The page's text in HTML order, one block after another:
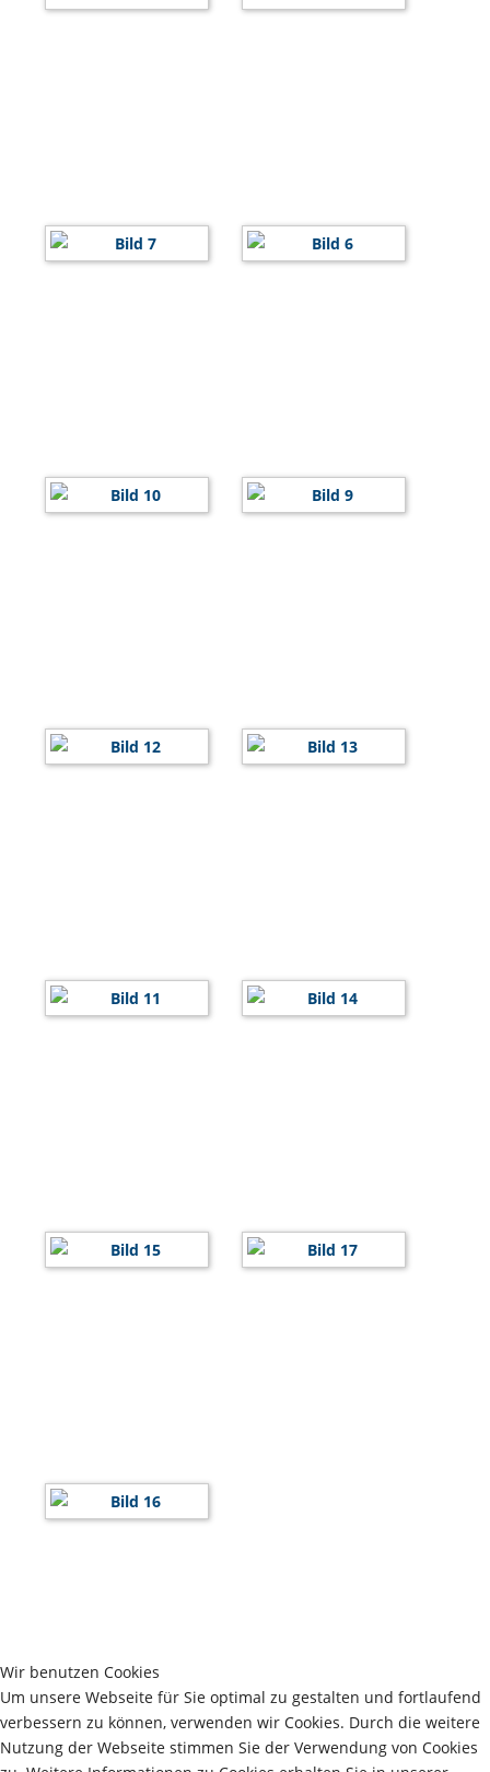
Wir benutzen Cookies
Um unsere Webseite für Sie optimal zu gestalten und fortlaufend
verbessern zu können, verwenden wir Cookies. Durch die weitere
Nutzung der Webseite stimmen Sie der Verwendung von Cookies